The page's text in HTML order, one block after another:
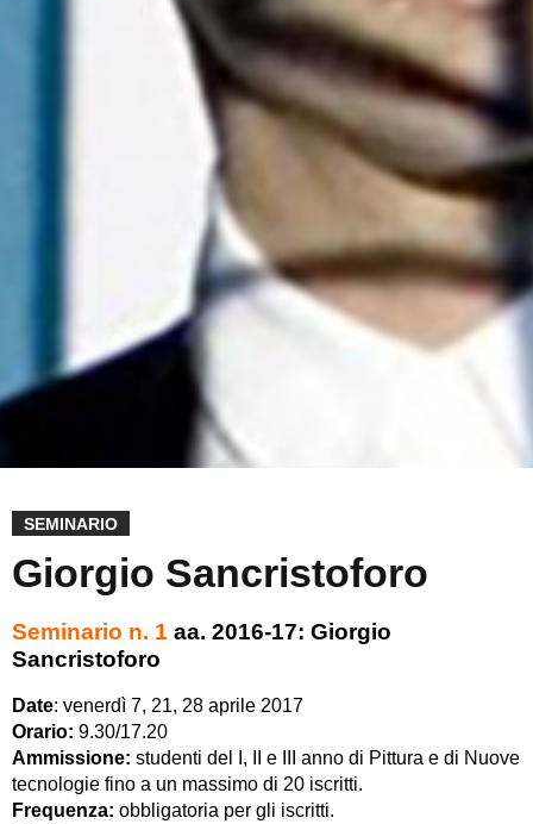
SEMINARIO
Giorgio Sancristoforo
Seminario n. 1 aa. 2016-17: Giorgio
Sancristoforo
Date: venerdì 7, 21, 28 aprile 2017
Orario: 9.30/17.20
Ammissione: studenti del I, II e III anno di Pittura e di Nuove
tecnologie fino a un massimo di 20 iscritti.
Frequenza: obbligatoria per gli iscritti.